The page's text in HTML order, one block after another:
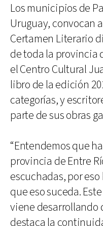
Los municipios de
Uruguay, convocan
Certamen Literario
de toda la provincia
el Centro Cultural
libro de la edición
categorías, y
parte de sus obras
“Entendemos que
provincia de Entre
escuchadas, por
que eso suceda.
viene desarrollando
destaca la